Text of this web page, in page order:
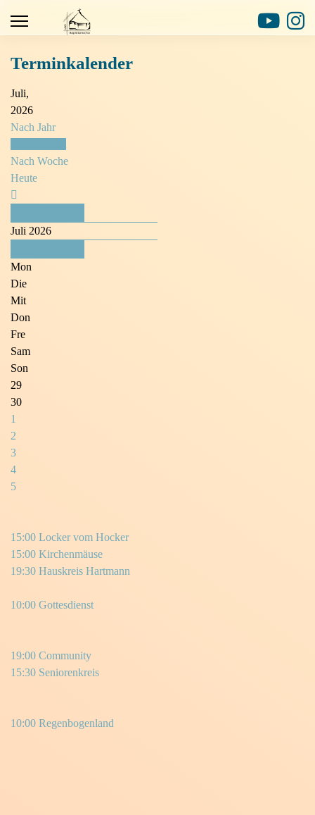
Terminkalender
Juli,
2026
Nach Jahr
Nach Woche
Heute
Juli 2026
Mon
Die
Mit
Don
Fre
Sam
Son
29
30
1
2
3
4
5
15:00 Locker vom Hocker
15:00 Kirchenmäuse
19:30 Hauskreis Hartmann
10:00 Gottesdienst
19:00 Community
15:30 Seniorenkreis
10:00 Regenbogenland